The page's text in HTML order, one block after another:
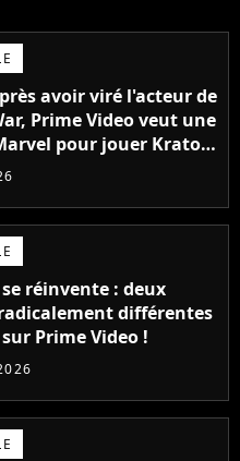
avoir viré l'acteur de
Prime Video veut une
pour jouer Kratos
réinvente : deux
différentes
Prime Video !